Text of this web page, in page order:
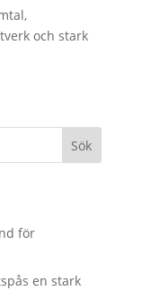
och stark
Sök
för
en stark